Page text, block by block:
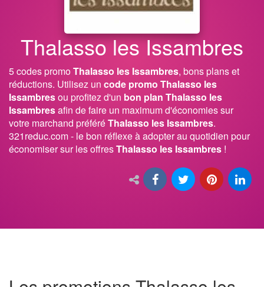
Thalasso les Issambres
5 codes promoThalasso les Issambres, bons plans et
réductions. Utilisez un code promo Thalasso les
Issambresou profitez d'un bon plan Thalasso les
Issambresafin de faire un maximum d'économies sur
votre marchand préféréThalasso les Issambres.
321reduc.com - le bon réflexe à adopter au quotidien pour
économiser sur les offresThalasso les Issambres !